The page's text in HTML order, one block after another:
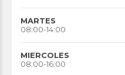
MARTES
08:00-14:00
MIERCOLES
08:00-16:00